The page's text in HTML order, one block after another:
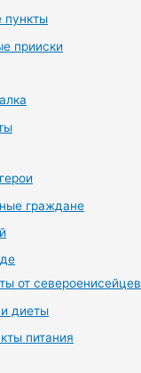
пункты
прииски
граждане
от североенисейцев
диеты
питания